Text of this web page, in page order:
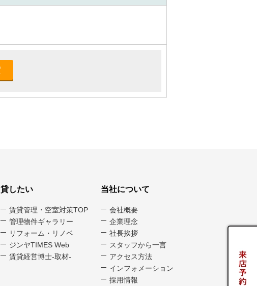
貸したい
賃貸管理・空室対策TOP
管理物件ギャラリー
リフォーム・リノベ
ジンヤTIMES Web
賃貸経営博士-取材-
当社について
会社概要
企業理念
社長挨拶
スタッフから一言
アクセス方法
インフォメーション
採用情報